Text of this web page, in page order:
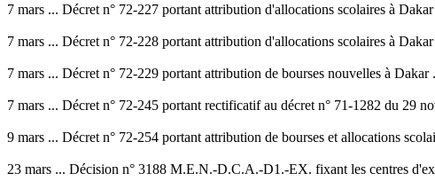
7 mars ... Décret n° 72-227 portant attribution d'allocations scolaires à
7 mars ... Décret n° 72-228 portant attribution d'allocations scolaires à
7 mars ... Décret n° 72-229 portant attribution de bourses nouvelles à Dakar
7 mars ... Décret n° 72-245 portant rectificatif au décret n° 71-1282 du 29
9 mars ... Décret n° 72-254 portant attribution de bourses et allocations
23 mars ... Décision n° 3188 M.E.N.-D.C.A.-D1.-EX. fixant les centres